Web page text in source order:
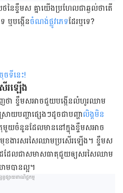
ទឹម​ស​ គ្នា​យើង​ប្រហែល​ជា​ឆ្ងល់​ថា​តើ​
ឬ​បង្កើន​ចំណង់​ផ្លូវ​ភេទ​ដែរ​ឬ​ទេ?​
ចទីនេះ!
រ​ឡើង​
ញ​ថា​ ខ្ទឹម​ស​អាច​ជួយ​បង្កើន​លំហូរ​ឈាម​
ាយ​បញ្ហា​ផ្សេង​ៗ​ដូចជា​​​បញ្ហា​លិង្គ​មិន​
យ​ចំនួន​ដែល​មាន​នៅ​ក្នុង​ខ្ទឹម​ស​អាច​
ខ​ងារ​សរសៃ​ឈាម​​ប្រសើរ​ឡើង​។ ​ខ្ទឹម​ស​
ដ​ដែល​ជា​​សមាសធាតុ​ជួយ​ឲ្យ​សរសៃ​ឈាម​
បាន​ល្អ​។​
ព្វផ្សាយពាណិជ្ជកម្ម